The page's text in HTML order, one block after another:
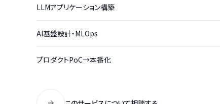
LLMアプリケーション構築
AI基盤設計・MLOps
プロダクトPoC→本番化